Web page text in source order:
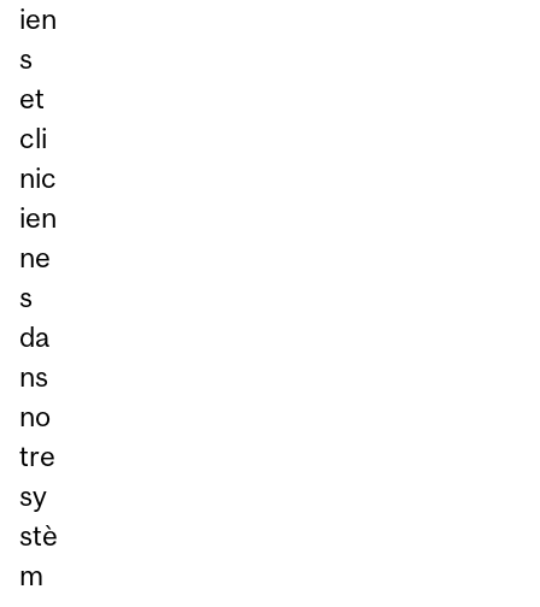
ien
s
et
cli
nic
ien
ne
s
da
ns
no
tre
sy
stè
m